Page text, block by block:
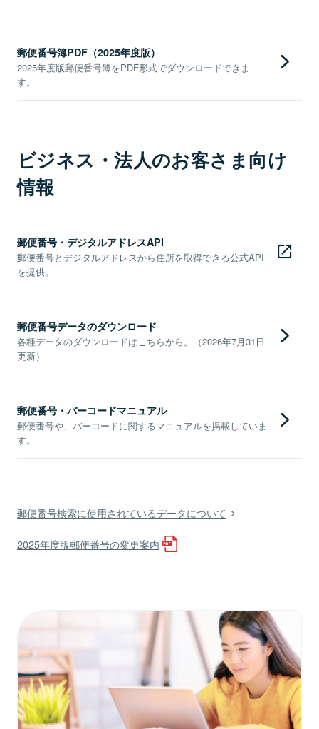
郵便番号簿PDF（2025年度版）
2025年度版郵便番号簿をPDF形式でダウンロードできま
す。
ビジネス・法人のお客さま向け
情報
郵便番号・デジタルアドレスAPI
郵便番号とデジタルアドレスから住所を取得できる公式API
を提供。
郵便番号データのダウンロード
各種データのダウンロードはこちらから。（2026年7月31日
更新）
郵便番号・バーコードマニュアル
郵便番号や、バーコードに関するマニュアルを掲載していま
す。
郵便番号検索に使用されているデータについて
2025年度版郵便番号の変更案内